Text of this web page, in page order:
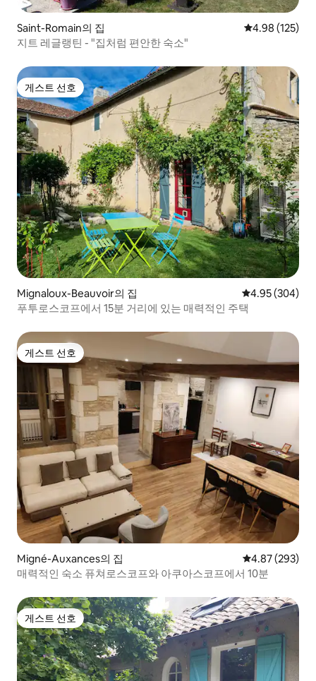
Saint-Romain의 집 평점 4.98점(5
4.98 (125)
지트 레글랭틴 - "집처럼 편안한 숙소"
게스트 선호
게스트 선호
Mignaloux-Beauvoir의 집 평점 4.95점(5
4.95 (304)
푸투로스코프에서 15분 거리에 있는 매력적인 주택
게스트 선호
게스트 선호
Migné-Auxances의 집 평점 4.87점(5
4.87 (293)
매력적인 숙소 퓨쳐로스코프와 아쿠아스코프에서 10분
게스트 선호
게스트 선호